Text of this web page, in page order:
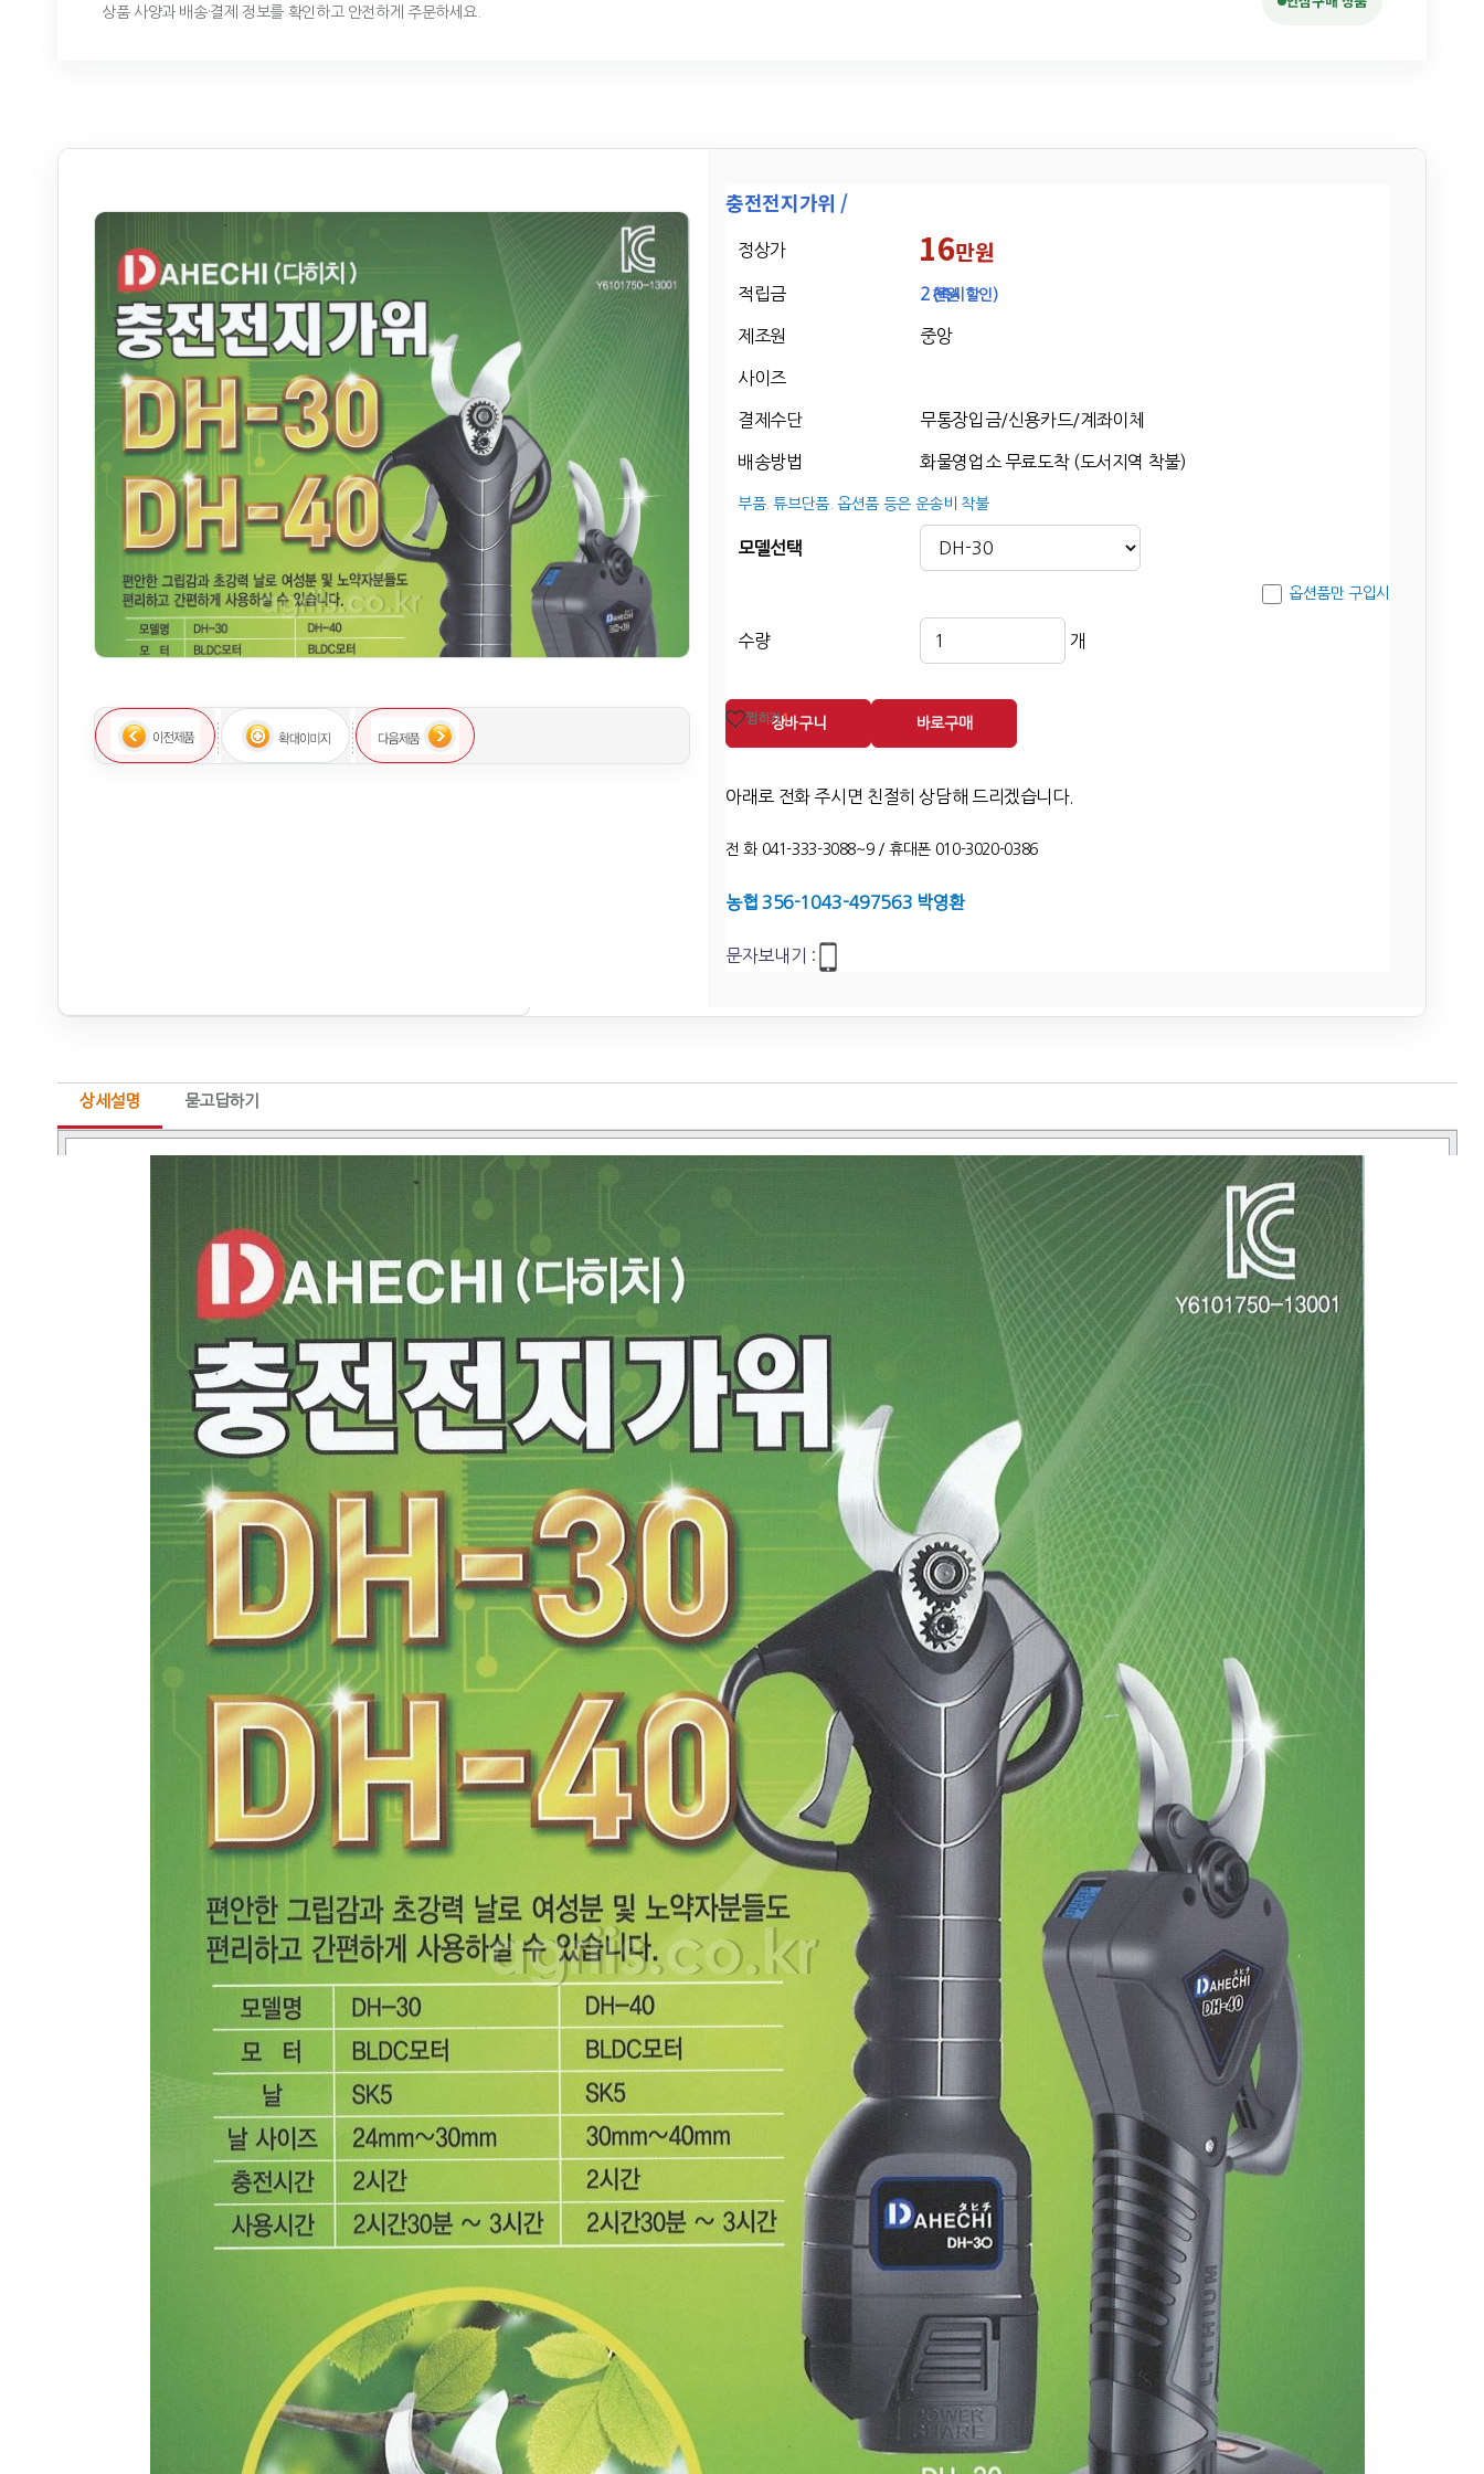
상품 사양과 배송·결제 정보를 확인하고 안전하게 주문하세요.
충전전지가위 /
정상가 16만원
적립금 2 천원
(즉시할인)
제조원 중앙
사이즈
결제수단 무통장입금/신용카드/계좌이체
배송방법 화물영업소 무료도착 (도서지역 착불)
부품. 튜브단품. 옵션품 등은 운송비 착불
모델선택
옵션품만 구입시
수량 개
찜하기1
장바구니 바로구매
아래로 전화 주시면 친절히 상담해 드리겠습니다.
전 화 041-333-3088~9 / 휴대폰 010-3020-0386
농협 356-1043-497563 박영환
문자보내기 :
상세설명 묻고답하기